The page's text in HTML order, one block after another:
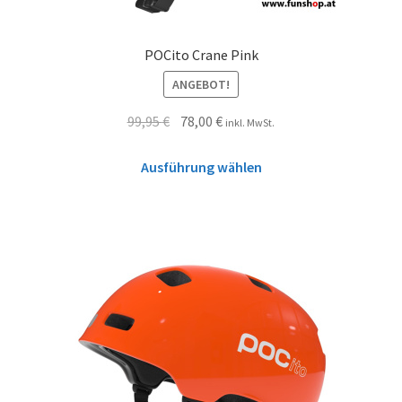
POCito Crane Pink
ANGEBOT!
99,95€ 78,00€ inkl. MwSt.
Ausführung wählen